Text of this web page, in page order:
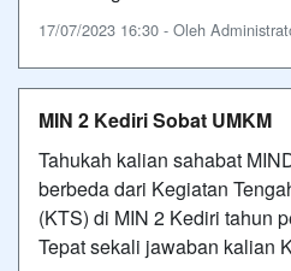
17/07/2023 16:30 - Oleh
MIN 2 Kediri Sobat UMKM
Tahukah kalian sahabat
berbeda dari Kegiatan
(KTS) di MIN 2 Kediri tahun
Tepat sekali jawaban kalian